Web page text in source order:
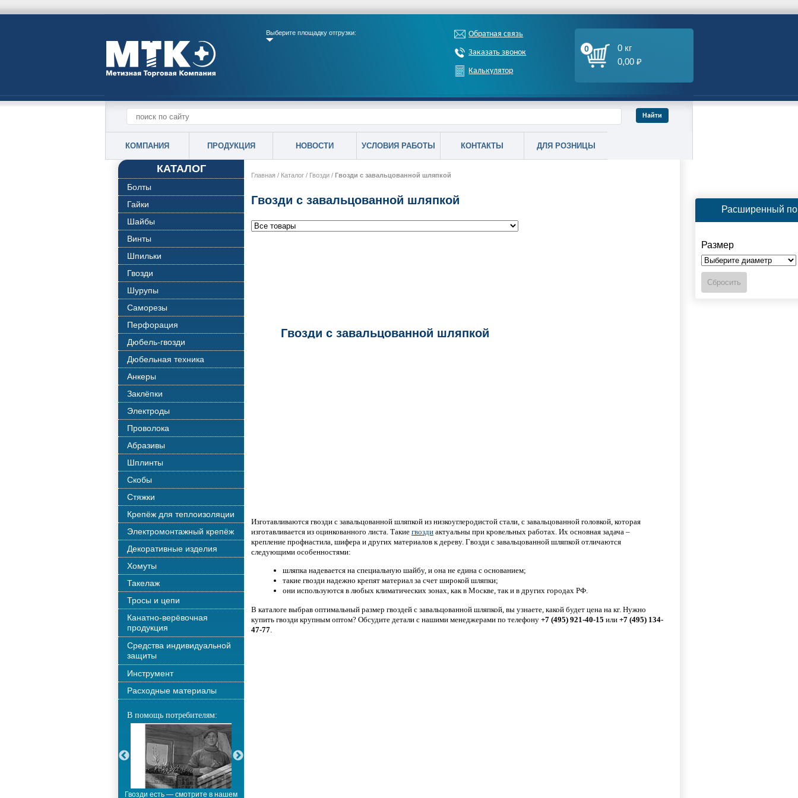
Выберите площадку отгрузки: Обратная связь
Заказать звонок
Калькулятор
0
0 кг
0,00 ₽
КОМПАНИЯ ПРОДУКЦИЯ НОВОСТИ УСЛОВИЯ РАБОТЫ КОНТАКТЫ ДЛЯ РОЗНИЦЫ
КАТАЛОГ
Болты
Гайки
Шайбы
Винты
Шпильки
Гвозди
Шурупы
Саморезы
Перфорация
Дюбель-гвозди
Дюбельная техника
Анкеры
Заклёпки
Электроды
Проволока
Абразивы
Шплинты
Скобы
Стяжки
Крепёж для теплоизоляции
Электромонтажный крепёж
Декоративные изделия
Хомуты
Такелаж
Тросы и цепи
Канатно-верёвочная
продукция
Средства индивидуальной
защиты
Инструмент
Расходные материалы
В помощь потребителям:
Гвозди есть — смотрите в нашем
Главная / Каталог / Гвозди / Гвозди с завальцованной шляпкой
Гвозди с завальцованной шляпкой
Расширенный
Размер
Гвозди с завальцованной шляпкой
Изготавливаются гвозди с завальцованной шляпкой из низкоуглеродистой стали, с завальцованной головкой, которая
изготавливается из оцинкованного листа. Такие гвозди актуальны при кровельных работах. Их основная задача –
крепление профнастила, шифера и других материалов к дереву. Гвозди с завальцованной шляпкой отличаются
следующими особенностями:
шляпка надевается на специальную шайбу, и она не едина с основанием;
такие гвозди надежно крепят материал за счет широкой шляпки;
они используются в любых климатических зонах, как в Москве, так и в других городах РФ.
В каталоге выбрав оптимальный размер гвоздей с завальцованной шляпкой, вы узнаете, какой будет цена на кг. Нужно
купить гвозди крупным оптом? Обсудите детали с нашими менеджерами по телефону +7 (495) 921-40-15 или +7 (495) 134-
47-77